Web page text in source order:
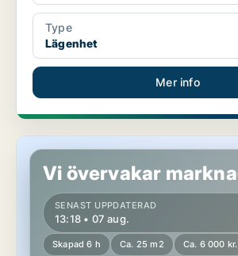
Type
Lägenhet
Mer info
Lägenhet på Gärdet/Djurgården
Vi övervakar
SENAST UPPDATERAD
13:18 • 07 aug.
Skapad 6 h Ca. 25 m2 Ca. 6 000 kr.